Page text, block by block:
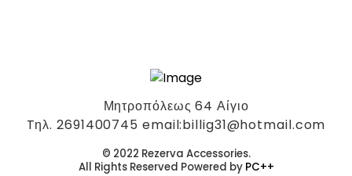
Μητροπόλεως 64 Αίγιο
Tηλ. 2691400745 email:billig31@hotmail.com
© 2022 Rezerva Accessories.
All Rights Reserved Powered by PC++